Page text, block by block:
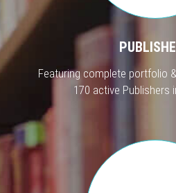
Featuring complete portfolio
170 active Publishers